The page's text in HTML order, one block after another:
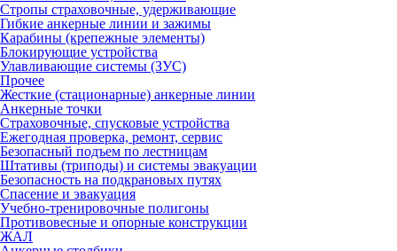
Стропы страховочные, удерживающие
Гибкие анкерные линии и зажимы
Карабины (крепежные элементы)
Блокирующие устройства
Улавливающие системы (ЗУС)
Прочее
Жесткие (стационарные) анкерные линии
Анкерные точки
Страховочные, спусковые устройства
Ежегодная проверка, ремонт, сервис
Безопасный подъем по лестницам
Штативы (триподы) и системы эвакуации
Безопасность на подкрановых путях
Спасение и эвакуация
Учебно-тренировочные полигоны
Противовесные и опорные конструкции
ЖАЛ